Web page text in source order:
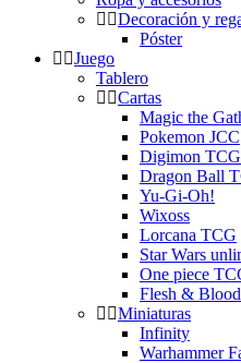
Decoración y
Póster
Juego
Tablero
Cartas
Magic the
Pokemon JCC
Digimon TCG
Dragon Ball
Yu-Gi-Oh!
Wixoss
Lorcana TCG
Star Wars
One piece
Flesh & Blood
Miniaturas
Infinity
Warhammer